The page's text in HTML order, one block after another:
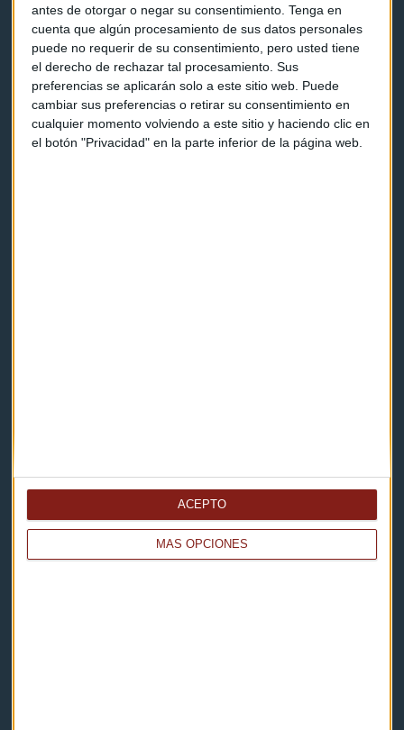
antes de otorgar o negar su consentimiento. Tenga en
cuenta que algún procesamiento de sus datos personales
puede no requerir de su consentimiento, pero usted tiene
el derecho de rechazar tal procesamiento. Sus
preferencias se aplicarán solo a este sitio web. Puede
cambiar sus preferencias o retirar su consentimiento en
cualquier momento volviendo a este sitio y haciendo clic en
el botón "Privacidad" en la parte inferior de la página web.
MÁS OPCIONES
ACEPTO
Capital Radio
Noticias
Descarga nuestras apps